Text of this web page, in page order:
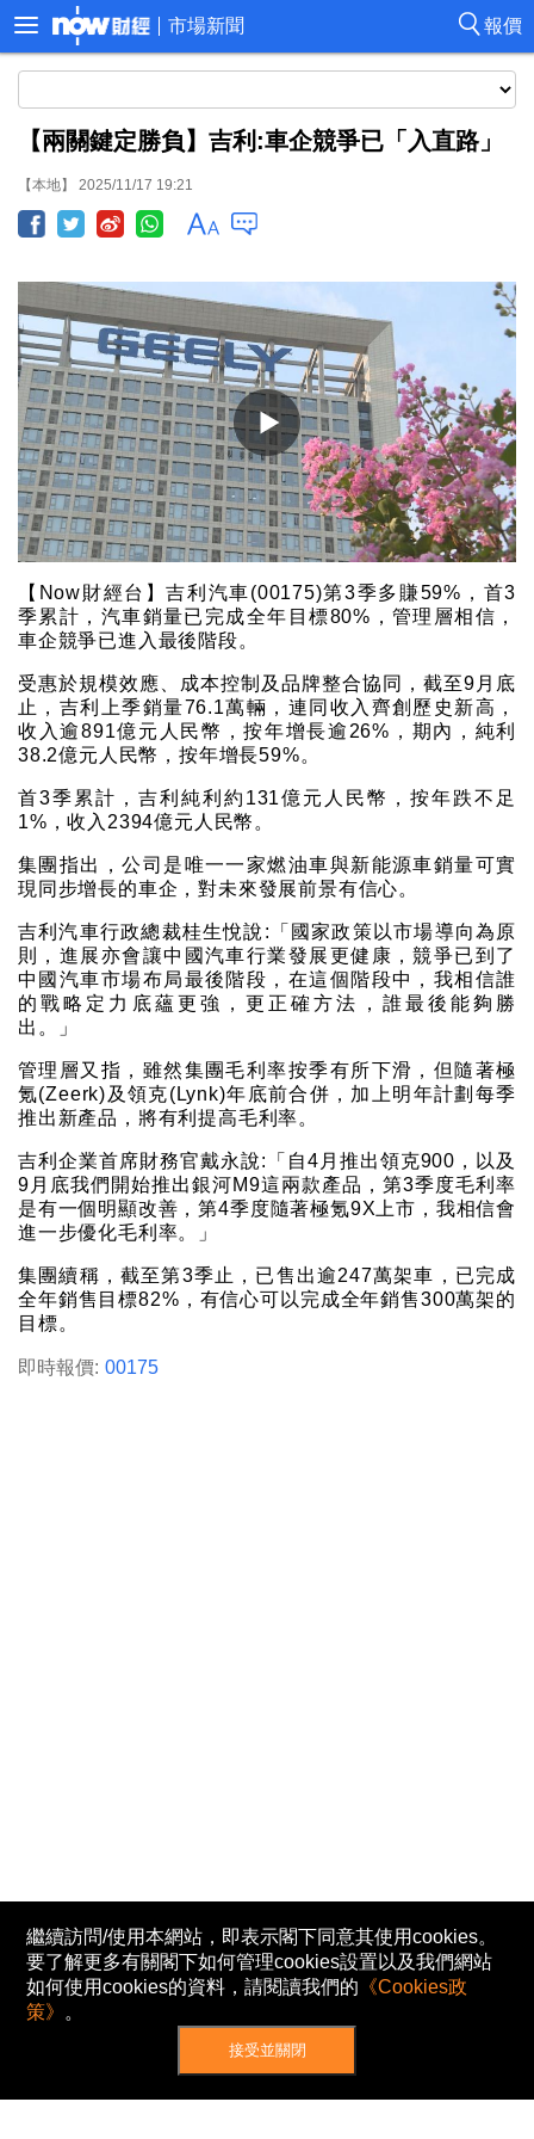
報價
市場新聞
【兩關鍵定勝負】吉利:車企競爭已「入直路」
【本地】 2025/11/17 19:21
【Now財經台】吉利汽車(00175)第3季多賺59%，首3
季累計，汽車銷量已完成全年目標80%，管理層相信，
車企競爭已進入最後階段。
受惠於規模效應、成本控制及品牌整合協同，截至9月底
止，吉利上季銷量76.1萬輛，連同收入齊創歷史新高，
收入逾891億元人民幣，按年增長逾26%，期內，純利
38.2億元人民幣，按年增長59%。
首3季累計，吉利純利約131億元人民幣，按年跌不足
1%，收入2394億元人民幣。
集團指出，公司是唯一一家燃油車與新能源車銷量可實
現同步增長的車企，對未來發展前景有信心。
吉利汽車行政總裁桂生悅說:「國家政策以市場導向為原
則，進展亦會讓中國汽車行業發展更健康，競爭已到了
中國汽車市場布局最後階段，在這個階段中，我相信誰
的戰略定力底蘊更強，更正確方法，誰最後能夠勝
出。」
管理層又指，雖然集團毛利率按季有所下滑，但隨著極
氪(Zeerk)及領克(Lynk)年底前合併，加上明年計劃每季
推出新產品，將有利提高毛利率。
吉利企業首席財務官戴永說:「自4月推出領克900，以及
9月底我們開始推出銀河M9這兩款產品，第3季度毛利率
是有一個明顯改善，第4季度隨著極氪9X上市，我相信會
進一步優化毛利率。」
集團續稱，截至第3季止，已售出逾247萬架車，已完成
全年銷售目標82%，有信心可以完成全年銷售300萬架的
目標。
即時報價: 00175
繼續訪問/使用本網站，即表示閣下同意其使用cookies。
要了解更多有關閣下如何管理cookies設置以及我們網站
如何使用cookies的資料，請閱讀我們的 《Cookies政
策》 。
接受並關閉